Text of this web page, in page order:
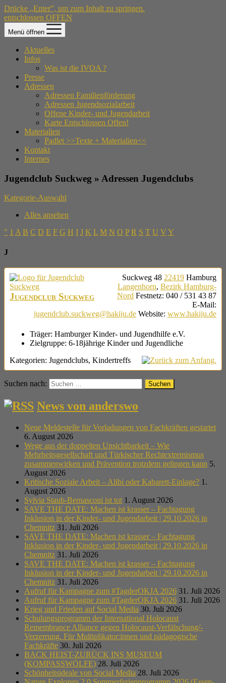
Drücke „Enter”, um zum Inhalt zu springen.
entschlossen OFFEN
Menü öffnen
Aktuelles
Infos
Was ist die IVOA ?
Presse
Adressen
Adressen Familienförderung
Adressen Jugendsozialarbeit
Offene Kinder- und Jugendarbeit
Karte Entschlossen Offen!
Materialien
Padlet >>Texte + Materialien<<
Kontakt
Internes
Jugendclub Suckweg » Adressen Jugendclubs
Kategorie-Auswahl
Alles ansehen
" 1 A B C D E F G H I J K L M N O P R S T U V Y
J
Jugendclub Suckweg
Suckweg 48 22419 Hamburg
Langenhorn, Bezirk Hamburg-
Nord Festnetz: 040 / 531 43 87
E-Mail:
jugendclub.suckweg@hakiju.de Website: www.hakiju.de
Träger: Hamburger Kinder- und Jugendhilfe e.V.
Zielgruppe: 6-18jährige Kinder und Jugendliche
Kategorien: Jugendclubs, Kindertreffs
Suchen nach:
News von anderswo
Neue Meldestelle für Vorladungen von Fachkräften gestartet
6. August 2026
Wege aus der doppelten Unsichtbarkeit – Wie
Mehrheitsgesellschaft und Türkischer Rechtextremismus
zusammenwirken und Prävention trotzdem gelingen kann 5.
August 2026
Kritische Soziale Arbeit – Alibi oder Kabarett-Einlage? 1.
August 2026
Sylvia Staub-Bernasconi ist tot 1. August 2026
SAVE THE DATE: Machen ist krasser – Fachtagung
Inklusion in der Kinder- und Jugendarbeit | 29.10.2026 in
Chemnitz 31. Juli 2026
SAVE THE DATE: Machen ist krasser – Fachtagung
Inklusion in der Kinder- und Jugendarbeit | 29.10.2026 in
Chemnitz 31. Juli 2026
SAVE THE DATE: Machen ist krasser – Fachtagung
Inklusion in der Kinder- und Jugendarbeit | 29.10.2026 in
Chemnitz 31. Juli 2026
Aufruf für Kampagne zum #TagderOKJA 2026 31. Juli 2026
Aufruf für Kampagne zum #TagderOKJA 2026 31. Juli 2026
Krieg und Frieden auf Social Media 30. Juli 2026
Schulungsprogramm der International Holocaust
Remembrance Alliance gegen Holocaust-Verfälschung/-
Verzerrung. Für Multiplikator:innen und pädagogische
Fachkräfte 30. Juli 2026
BACK HEIST-ZURÜCK INS MUSEUM
(KOMPASSWÖLFE) 28. Juli 2026
Schönheitsideale von Social Media 28. Juli 2026